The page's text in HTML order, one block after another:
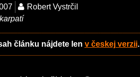
Robert Vystrčil
článku nájdete len v českej verzii.